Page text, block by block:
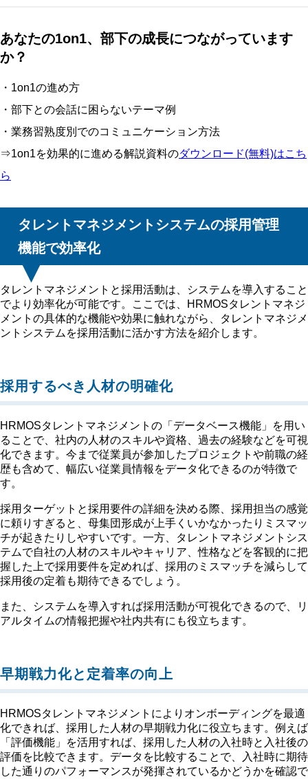
あなたの1on1、部下の成長につながっています
か？
・1on1の進め方
・部下との会話に困らないテーマ例
・業務習熟度別でのコミュニケーション方法
⇒1on1を効果的に進める解説資料のダウンロード(無料)はこち
ら
タレントマネジメントシステムの採用管理
機能で効率化
タレントマネジメントと採用活動は、システムを導入すること
でより効率化が可能です。ここでは、HRMOSタレントマネジ
メントの具体的な機能や効果に触れながら、タレントマネジメ
ントシステムを採用活動に活かす方法を紹介します。
採用するべき人材の明確化
HRMOSタレントマネジメントの「データベース機能」を用い
ることで、社内の人材のスキルや資格、過去の経験などを可視
化できます。今まで従業員が参加したプロジェクトや前職の経
歴も含めて、幅広い従業員情報をデータ化できるのが特徴で
す。
採用ターゲットと採用要件の詳細を決める際、採用担当の感覚
に頼りすぎると、母集団形成が上手くいかなかったりミスマッ
チが起きたりしやすいです。一方、タレントマネジメントシス
テムで自社の人材のスキルやキャリア、性格などを客観的に把
握した上で採用要件を定めれば、採用のミスマッチを減らして
採用後の定着も期待できるでしょう。
また、システムを導入すれば採用活動が可視化できるので、リ
アルタイムの情報把握や社内共有にも役立ちます。
早期戦力化と定着率の向上
HRMOSタレントマネジメントによりオンボーディングを最適
化できれば、採用した人材の早期戦力化に役立ちます。例えば
「評価機能」を活用すれば、採用した人材の入社時と入社後の
評価を比較できます。データを比較することで、入社時に期待
した通りのパフォーマンスが発揮されているかどうかを確認で